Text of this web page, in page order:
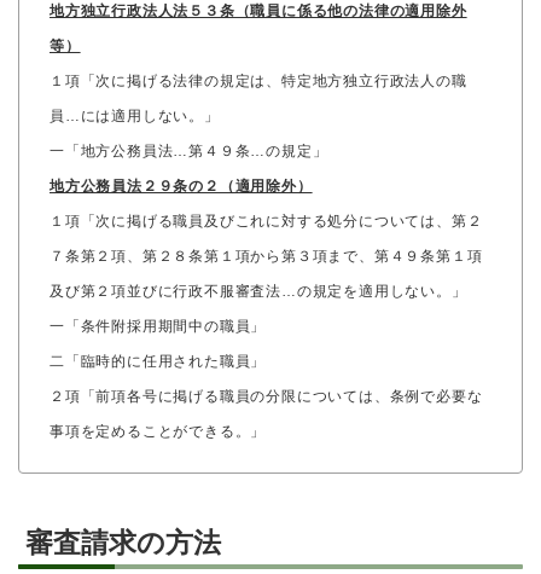
地方独立行政法人法５３条（職員に係る他の法律の適用除外
等）
１項「次に掲げる法律の規定は、特定地方独立行政法人の職
員…には適用しない。」
一「地方公務員法…第４９条…の規定」
地方公務員法２９条の２（適用除外）
１項「次に掲げる職員及びこれに対する処分については、第２
７条第２項、第２８条第１項から第３項まで、第４９条第１項
及び第２項並びに行政不服審査法…の規定を適用しない。」
一「条件附採用期間中の職員」
二「臨時的に任用された職員」
２項「前項各号に掲げる職員の分限については、条例で必要な
事項を定めることができる。」
審査請求の方法